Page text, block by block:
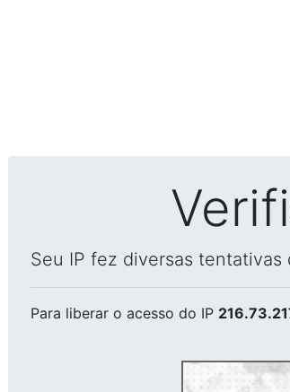
Seu IP fez diversas
Para liberar o acesso do IP